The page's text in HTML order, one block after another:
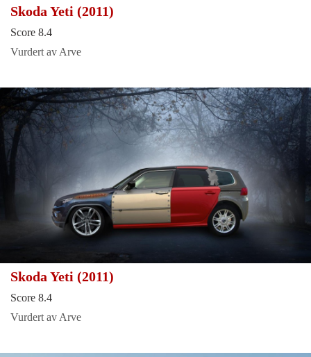
Skoda Yeti (2011)
Score 8.4
Vurdert av Arve
Skoda Yeti (2011)
Score 8.4
Vurdert av Arve